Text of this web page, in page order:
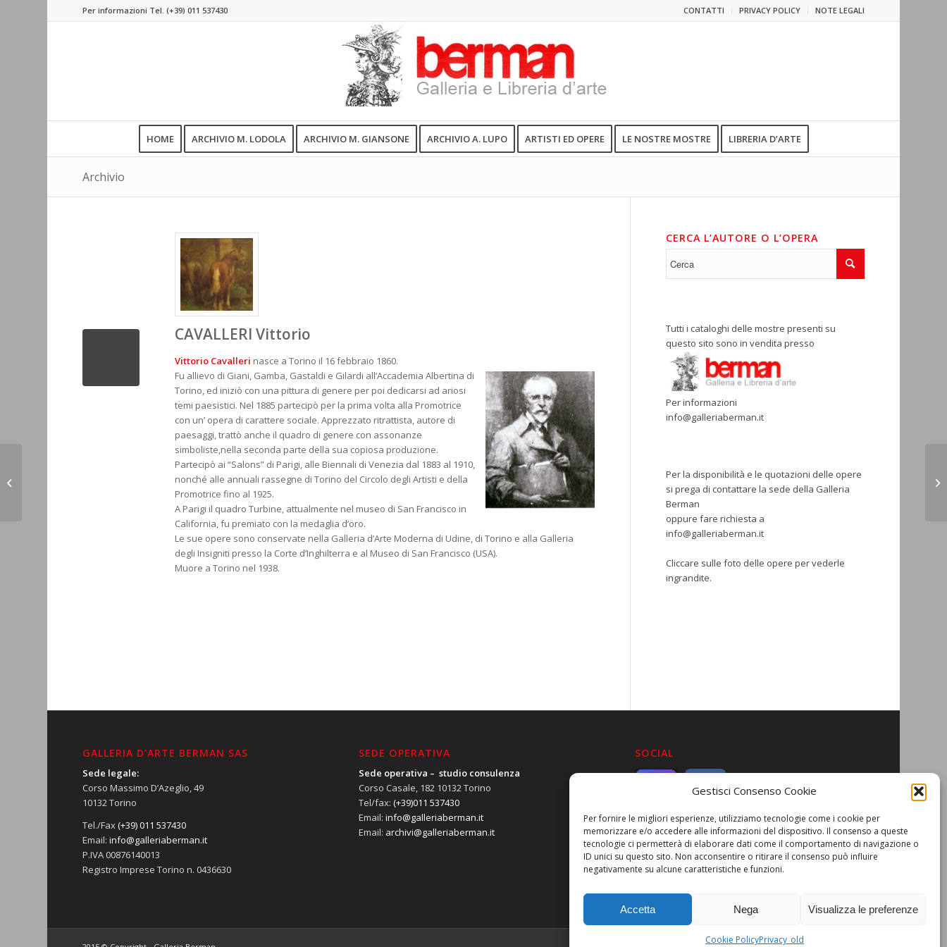
Gestisci Consenso Cookie
Per fornire le migliori esperienze, utilizziamo tecnologie come i cookie per
memorizzare e/o accedere alle informazioni del dispositivo. Il consenso a queste
tecnologie ci permetterà di elaborare dati come il comportamento di navigazione o
ID unici su questo sito. Non acconsentire o ritirare il consenso può influire
negativamente su alcune caratteristiche e funzioni.
Accetta Nega Visualizza le preferenze
Cookie PolicyPrivacy_old
CONTATTI PRIVACY POLICY NOTE LEGALI
Per informazioni Tel.(+39) 011 537430
HOME ARCHIVIO M. LODOLA ARCHIVIO M. GIANSONE ARCHIVIO A. LUPO ARTISTI ED OPERE LE NOSTRE MOSTRE LIBRERIA D’ARTE
Archivio
CAVALLERI Vittorio
Vittorio Cavalleri nasce a Torino il 16 febbraio 1860.
Fu allievo di Giani, Gamba, Gastaldi e Gilardi all’Accademia Albertina di
Torino, ed iniziò con una pittura di genere per poi dedicarsi ad ariosi
temi paesistici. Nel 1885 partecipò per la prima volta alla Promotrice
con un’ opera di carattere sociale. Apprezzato ritrattista, autore di
paesaggi, trattò anche il quadro di genere con assonanze
simboliste,nella seconda parte della sua copiosa produzione.
Partecipò ai “Salons” di Parigi, alle Biennali di Venezia dal 1883 al 1910,
nonché alle annuali rassegne di Torino del Circolo degli Artisti e della
Promotrice fino al 1925.
A Parigi il quadro Turbine, attualmente nel museo di San Francisco in
California, fu premiato con la medaglia d’oro.
Le sue opere sono conservate nella Galleria d’Arte Moderna di Udine, di Torino e alla Galleria
degli Insigniti presso la Corte d’Inghilterra e al Museo di San Francisco (USA).
Muore a Torino nel 1938.
CERCA L’AUTORE O L’OPERA
Tutti i cataloghi delle mostre presenti su
questo sito sono in vendita presso
Per informazioni
info@galleriaberman.it
Per la disponibilità e le quotazioni delle opere
si prega di contattare la sede della Galleria
Berman
oppure fare richiesta a
info@galleriaberman.it
Cliccare sulle foto delle opere per vederle
ingrandite.
GALLERIA D’ARTE BERMAN SAS
Sede legale:
Corso Massimo D’Azeglio, 49
10132 Torino
Tel./Fax(+39) 011 537430
Email:info@galleriaberman.it
P.IVA 00876140013
Registro Imprese Torino n. 0436630
SEDE OPERATIVA
Sede operativa – studio consulenza
Corso Casale, 182 10132 Torino
Tel/fax:(+39)011 537430
Email:info@galleriaberman.it
Email: archivi@galleriaberman.it
SOCIAL